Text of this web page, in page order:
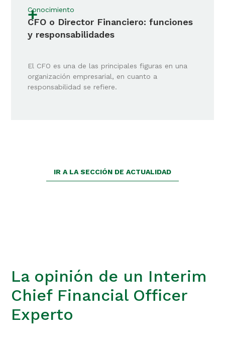
Conocimiento
CFO o Director Financiero: funciones
y responsabilidades
El CFO es una de las principales figuras en una
organización empresarial, en cuanto a
responsabilidad se refiere.
+
IR A LA SECCIÓN DE ACTUALIDAD
La opinión de un Interim
Chief Financial Officer
Experto